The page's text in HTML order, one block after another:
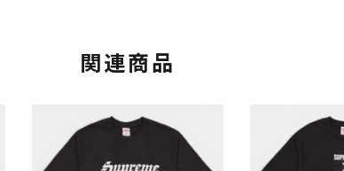
す 人気ワード
関連商品